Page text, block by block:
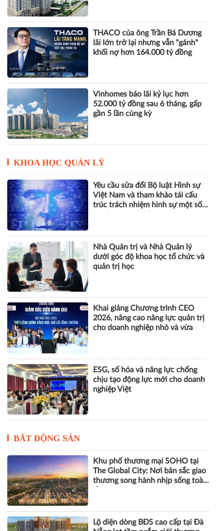
THACO của ông Trần Bá Dương
lãi lớn trở lại nhưng vẫn "gánh"
khối nợ hơn 164.000 tỷ đồng
Vinhomes báo lãi kỷ lục hơn
52.000 tỷ đồng sau 6 tháng, gấp
gần 5 lần cùng kỳ
KHOA HỌC QUẢN LÝ
Yêu cầu sửa đổi Bộ luật Hình sự
Việt Nam và tham khảo tái cấu
trúc trách nhiệm hình sự một số
Nhà Quản trị và Nhà Quản lý
dưới góc độ khoa học tổ chức và
quản trị học
Khai giảng Chương trình CEO
2026, nâng cao năng lực quản trị
cho doanh nghiệp nhỏ và vừa
ESG, số hóa và năng lực chống
chịu tạo động lực mới cho doanh
nghiệp Việt
BẤT ĐỘNG SẢN
Khu phố thương mại SOHO tại
The Global City: Nơi bản sắc giao
thương song hành nhịp sống toàn
Lộ diện dòng BĐS cao cấp tại Đà